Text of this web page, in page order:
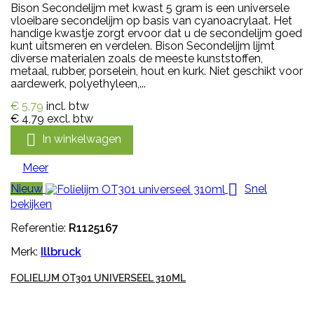
Bison Secondelijm met kwast 5 gram is een universele
vloeibare secondelijm op basis van cyanoacrylaat. Het
handige kwastje zorgt ervoor dat u de secondelijm goed
kunt uitsmeren en verdelen. Bison Secondelijm lijmt
diverse materialen zoals de meeste kunststoffen,
metaal, rubber, porselein, hout en kurk. Niet geschikt voor
aardewerk, polyethyleen,...
€ 5,79 incl. btw
€ 4,79 excl. btw
 In winkelwagen
Meer
Nieuw
 Snel
bekijken
Referentie: R1125167
Merk: Illbruck
FOLIELIJM OT301 UNIVERSEEL 310ML